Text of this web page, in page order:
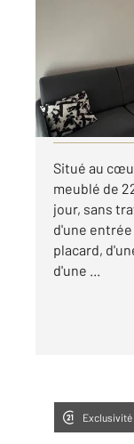
518
par mois
Visiter le site
Situé au
meublé de
jour, sans
d'une
placard,
d'une ...
Exclusivité